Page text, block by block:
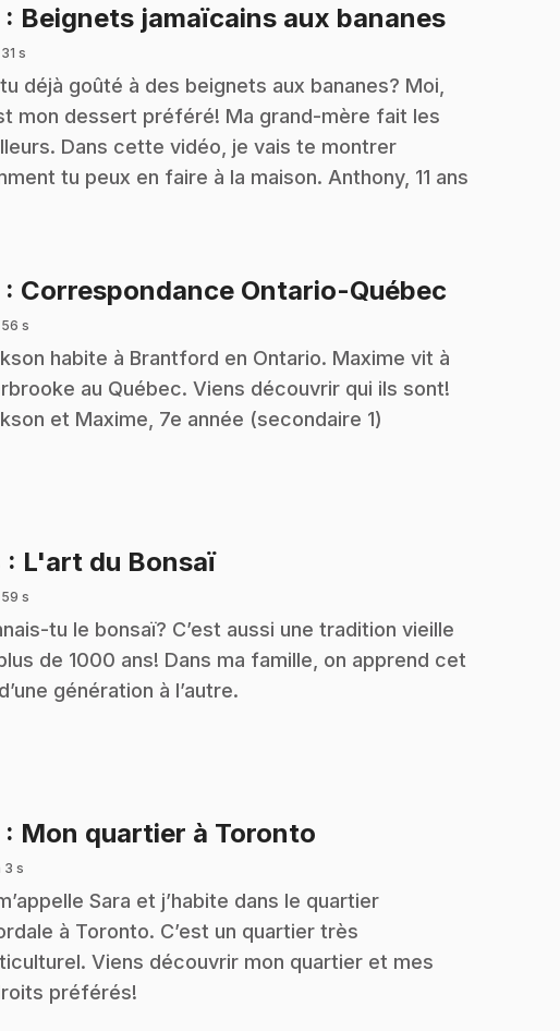
: Beignets jamaïcains aux bananes.
s
déjà goûté à des beignets aux bananes? Moi,
mon dessert préféré! Ma grand-mère fait les
Dans cette vidéo, je vais te montrer
tu peux en faire à la maison. Anthony, 11 ans
: Correspondance Ontario-Québec
56 s
habite à Brantford en Ontario. Maxime vit à
au Québec. Viens découvrir qui ils sont!
et Maxime, 7e année (secondaire 1)
: L'art du Bonsaï.
59 s
tu le bonsaï? C’est aussi une tradition vieille
de 1000 ans! Dans ma famille, on apprend cet
génération à l’autre.
: Mon quartier à Toronto
3 s
Sara et j’habite dans le quartier
à Toronto. C’est un quartier très
Viens découvrir mon quartier et mes
préférés!